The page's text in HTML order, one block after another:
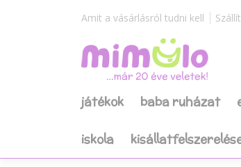
Amit a vásárlásról tudni kell
játékok baba ruházat
iskola